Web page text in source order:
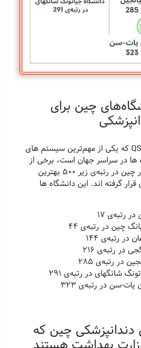
چین برای
بر اساس سیستم QS که یکی از مهم‌ترین سیستم های
ها در سراسر جهان است، برخی از
دانشگاه های کشور چین در رتبه‌ی زیر 500 بهترین
گرفته اند‌. این دانشگاه ها
رتبه‌ی 17
چین در رتبه‌ی 44
در رتبه‌ی 144
در رتبه‌ی 216
در رتبه‌ی 285
شانگهای در رتبه‌ی 291
سن در رتبه‌ی 323
دندانپزشکی چین که